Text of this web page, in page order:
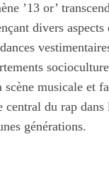
’13 or’
divers
musicale et
central du rap dans
générations.